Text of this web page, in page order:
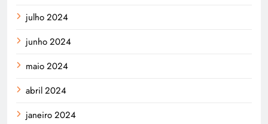
julho 2024
junho 2024
maio 2024
abril 2024
janeiro 2024